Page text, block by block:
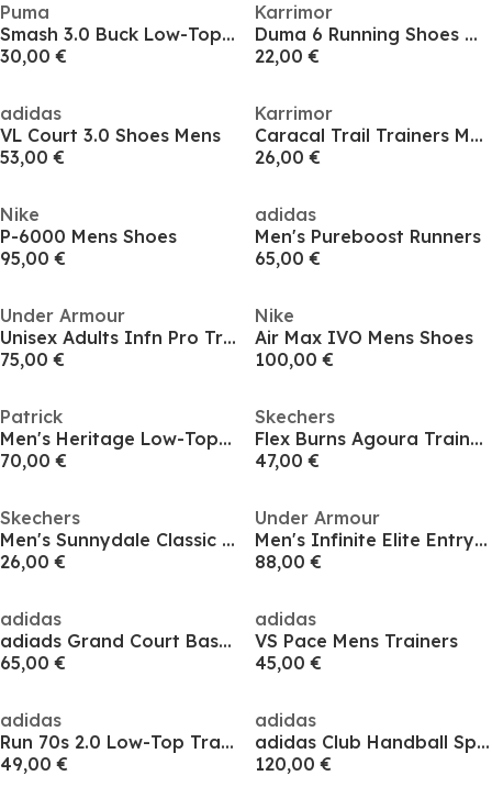
Puma
Smash 3.0 Buck Low-Top Trainers Mens
30,00 €
Karrimor
Duma 6 Running Shoes Mens
22,00 €
adidas
VL Court 3.0 Shoes Mens
53,00 €
Karrimor
Caracal Trail Trainers Mens
26,00 €
Nike
P-6000 Mens Shoes
95,00 €
adidas
Men's Pureboost Runners
65,00 €
Under Armour
Unisex Adults Infn Pro Trail Runners
75,00 €
Nike
Air Max IVO Mens Shoes
100,00 €
Patrick
Men's Heritage Low-Top Trainers
70,00 €
Skechers
Flex Burns Agoura Trainers Mens
47,00 €
Skechers
Men's Sunnydale Classic Low-Top Trainers
26,00 €
Under Armour
Men's Infinite Elite Entry Road Running Shoes
88,00 €
adidas
adiads Grand Court Base 00s Shoes Mens
65,00 €
adidas
VS Pace Mens Trainers
45,00 €
adidas
Run 70s 2.0 Low-Top Trainers Mens
49,00 €
adidas
adidas Club Handball Spezial Mens
120,00 €